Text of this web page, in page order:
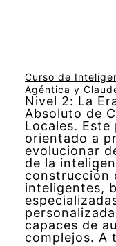
Curso de
Agéntica y
Nivel 2: La
Absoluto de
Locales.
orientado a
evolucionar
de la
construcción
inteligentes,
capaces de
complejos. A